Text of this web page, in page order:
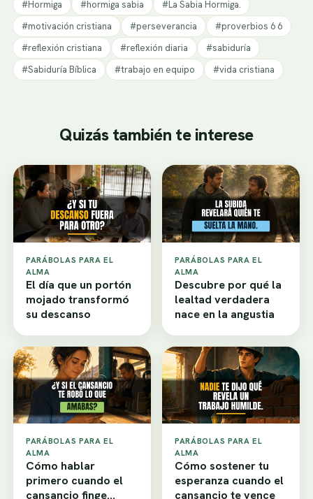
#Hormiga
#hormiga sabia
#La Sabia Hormiga.
#motivación cristiana
#perseverancia
#proverbios 6 6
#reflexión cristiana
#reflexión diaria
#sabiduría
#Sabiduría Bíblica
#trabajo en equipo #vida cristiana
Quizás también te interese
PARÁBOLAS PARA EL
ALMA
El día que un portón
mojado transformó
su descanso
PARÁBOLAS PARA EL
ALMA
Descubre por qué la
lealtad verdadera
nace en la angustia
PARÁBOLAS PARA EL
ALMA
Cómo hablar
primero cuando el
cansancio finge
PARÁBOLAS PARA EL
ALMA
Cómo sostener tu
esperanza cuando el
cansancio te vence